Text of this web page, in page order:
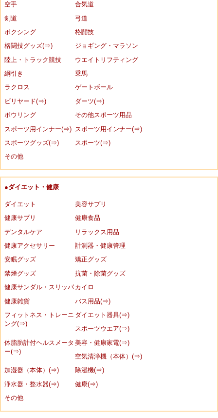
空手
合気道
剣道
弓道
ボクシング
格闘技
格闘技グッズ(⇒)
ジョギング・マラソン
陸上・トラック競技
ウエイトリフティング
綱引き
乗馬
ラクロス
ゲートボール
ビリヤード(⇒)
ダーツ(⇒)
ボウリング
その他スポーツ用品
スポーツ用インナー(⇒)
スポーツ用インナー(⇒)
スポーツグッズ(⇒)
スポーツ(⇒)
その他
●ダイエット・健康
ダイエット
美容サプリ
健康サプリ
健康食品
デンタルケア
リラックス用品
健康アクセサリー
計測器・健康管理
安眠グッズ
矯正グッズ
禁煙グッズ
抗菌・除菌グッズ
健康サンダル・スリッパ カイロ
健康雑貨
バス用品(⇒)
フィットネス・トレーニ
ング(⇒)
ダイエット器具(⇒)
スポーツウエア(⇒)
体脂肪計付ヘルスメータ
ー(⇒)
美容・健康家電(⇒)
空気清浄機（本体）(⇒)
加湿器（本体）(⇒)
除湿機(⇒)
浄水器・整水器(⇒)
健康(⇒)
その他